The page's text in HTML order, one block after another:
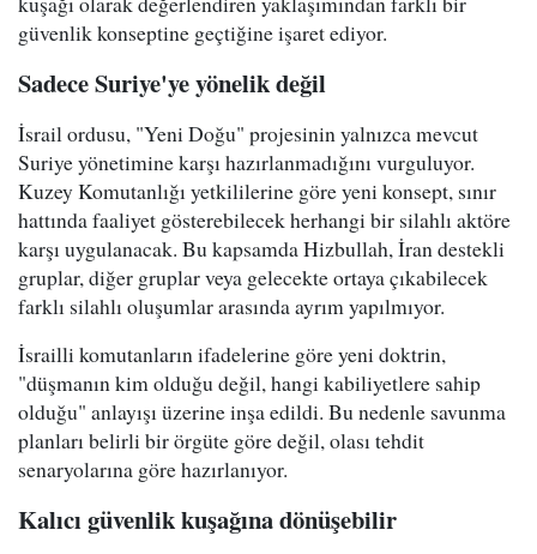
güvenlik konseptine geçtiğine işaret ediyor.
Sadece Suriye'ye yönelik değil
İsrail ordusu, "Yeni Doğu" projesinin yalnızca mevcut
Suriye yönetimine karşı hazırlanmadığını vurguluyor.
Kuzey Komutanlığı yetkililerine göre yeni konsept, sınır
hattında faaliyet gösterebilecek herhangi bir silahlı aktöre
karşı uygulanacak. Bu kapsamda Hizbullah, İran destekli
gruplar, diğer gruplar veya gelecekte ortaya çıkabilecek
farklı silahlı oluşumlar arasında ayrım yapılmıyor.
İsrailli komutanların ifadelerine göre yeni doktrin,
"düşmanın kim olduğu değil, hangi kabiliyetlere sahip
olduğu" anlayışı üzerine inşa edildi. Bu nedenle savunma
planları belirli bir örgüte göre değil, olası tehdit
senaryolarına göre hazırlanıyor.
Kalıcı güvenlik kuşağına dönüşebilir